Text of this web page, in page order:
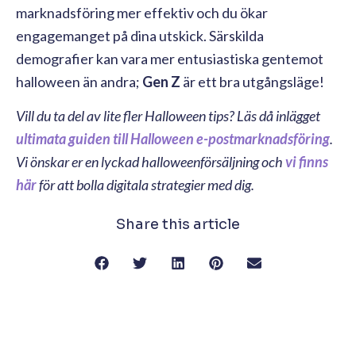
marknadsföring mer effektiv och du ökar
engagemanget på dina utskick. Särskilda
demografier kan vara mer entusiastiska gentemot
halloween än andra; Gen Z är ett bra utgångsläge!
Vill du ta del av lite fler Halloween tips? Läs då inlägget
ultimata guiden till Halloween e-postmarknadsföring.
Vi önskar er en lyckad halloweenförsäljning ochvi finns
härför att bolla digitala strategier med dig.
Share this article